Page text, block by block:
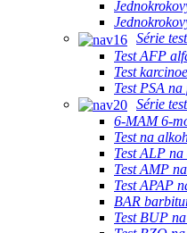
Série
Test AFP
Test
Test PSA
Série
6-MAM 6-
Test na
Test ALP
Test AMP
Test APAP
BAR
Test BUP